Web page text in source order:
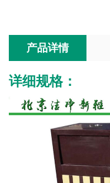
产品详情
详细规格：